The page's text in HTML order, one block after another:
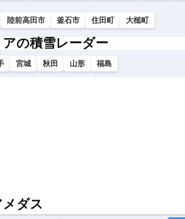
陸前高田市 釜石市 住田町 大槌町
の積雪レーダー
宮城 秋田 山形 福島
ダス